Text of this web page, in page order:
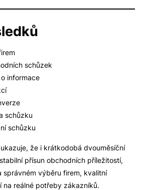
schůzek
informace
schůzku
schůzku
že i krátkodobá dvouměsíční
přísun obchodních příležitostí,
správném výběru firem, kvalitní
na reálné potřeby zákazníků.